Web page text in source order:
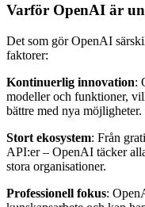
Varför OpenAI är
Det som gör OpenAI
faktorer:
Kontinuerlig innovation:
modeller och funktioner,
bättre med nya möjligheter.
Stort ekosystem: Från
API:er – OpenAI täcker
stora organisationer.
Professionell fokus: